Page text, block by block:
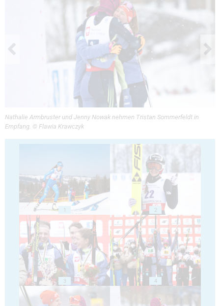
Nathalie Armbruster und Jenny Nowak nehmen Tristan Sommerfeldt in
Empfang. © Flawia Krawczyk
1 2
3 4